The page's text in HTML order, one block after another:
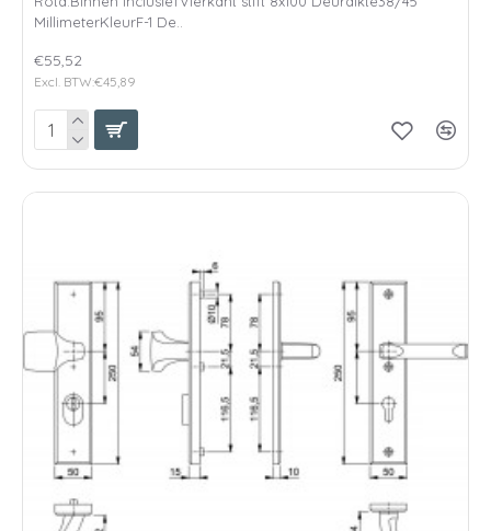
MillimeterKleurF-1 De..
€55,52
Excl. BTW:€45,89